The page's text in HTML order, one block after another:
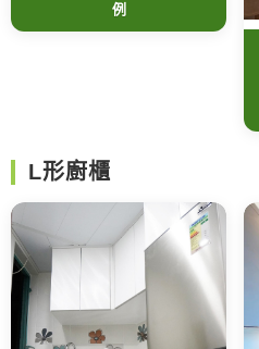
例
L形廚櫃